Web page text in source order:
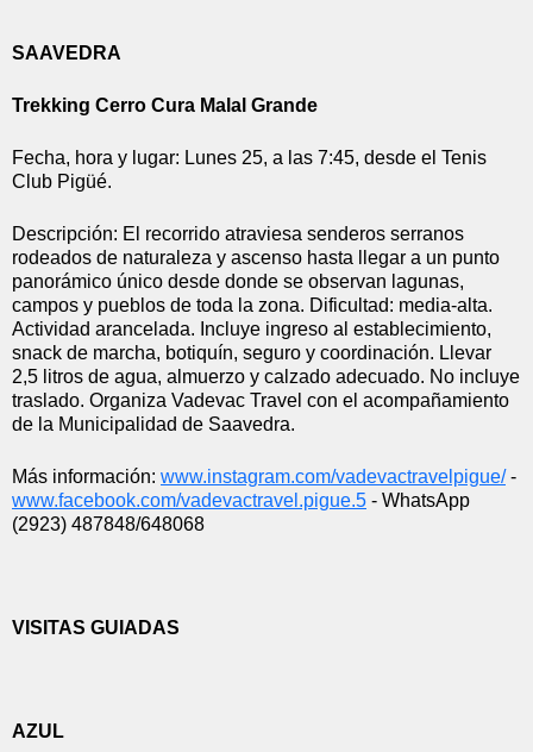
SAAVEDRA
Trekking Cerro Cura Malal Grande
Fecha, hora y lugar: Lunes 25, a las 7:45, desde el Tenis
Club Pigüé.
Descripción: El recorrido atraviesa senderos serranos
rodeados de naturaleza y ascenso hasta llegar a un punto
panorámico único desde donde se observan lagunas,
campos y pueblos de toda la zona. Dificultad: media-alta.
Actividad arancelada. Incluye ingreso al establecimiento,
snack de marcha, botiquín, seguro y coordinación. Llevar
2,5 litros de agua, almuerzo y calzado adecuado. No incluye
traslado. Organiza Vadevac Travel con el acompañamiento
de la Municipalidad de Saavedra.
Más información: www.instagram.com/vadevactravelpigue/
www.facebook.com/vadevactravel.pigue.5 - WhatsApp
(2923) 487848/648068
VISITAS GUIADAS
AZUL